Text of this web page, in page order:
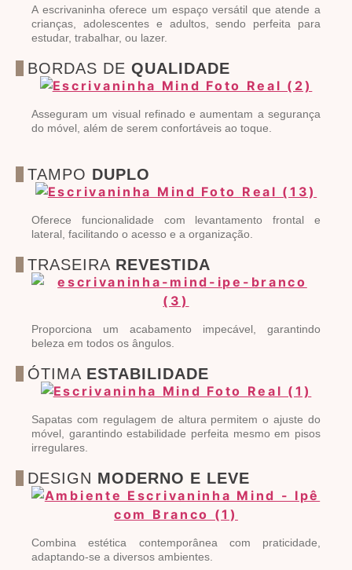
A escrivaninha oferece um espaço versátil que atende a
crianças, adolescentes e adultos, sendo perfeita para
estudar, trabalhar, ou lazer.
BORDAS DE QUALIDADE
Asseguram um visual refinado e aumentam a segurança
do móvel, além de serem confortáveis ao toque.
TAMPO DUPLO
Oferece funcionalidade com levantamento frontal e
lateral, facilitando o acesso e a organização.
TRASEIRA REVESTIDA
Proporciona um acabamento impecável, garantindo
beleza em todos os ângulos.
ÓTIMA ESTABILIDADE
Sapatas com regulagem de altura permitem o ajuste do
móvel, garantindo estabilidade perfeita mesmo em pisos
irregulares.
DESIGN MODERNO E LEVE
Combina estética contemporânea com praticidade,
adaptando-se a diversos ambientes.